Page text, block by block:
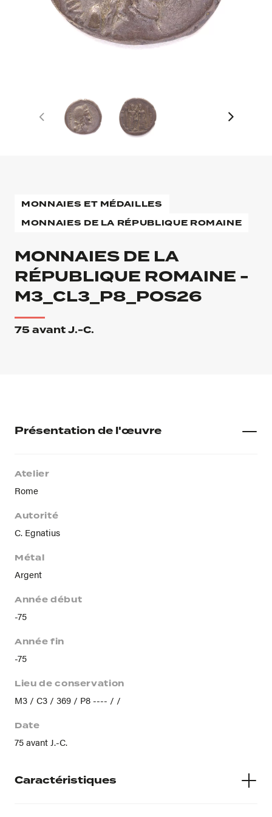
MONNAIES ET MÉDAILLES
MONNAIES DE LA RÉPUBLIQUE ROMAINE
MONNAIES DE LA
RÉPUBLIQUE ROMAINE -
M3_CL3_P8_POS26
75 avant J.-C.
Présentation de l'œuvre
Atelier
Rome
Autorité
C. Egnatius
Métal
Argent
Année début
-75
Année fin
-75
Lieu de conservation
M3 / C3 / 369 / P8 ---- / /
Date
75 avant J.-C.
Caractéristiques